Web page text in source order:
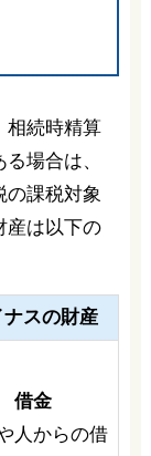
相続時精算
場合は、
の課税対象
産は以下の
ナスの財産
借金
人からの借